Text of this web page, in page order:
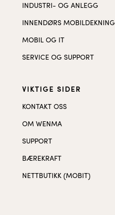
INDUSTRI- OG ANLEGG
INNENDØRS MOBILDEKNING
MOBIL OG IT
SERVICE OG SUPPORT
VIKTIGE SIDER
KONTAKT OSS
OM WENMA
SUPPORT
BÆREKRAFT
NETTBUTIKK (MOBIT)